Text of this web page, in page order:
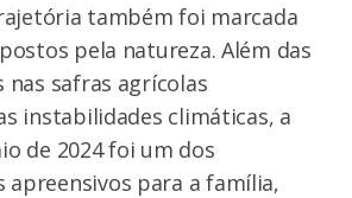
também foi marcada
pela natureza. Além das
nas safras agrícolas
instabilidades climáticas, a
de 2024 foi um dos
apreensivos para a família,